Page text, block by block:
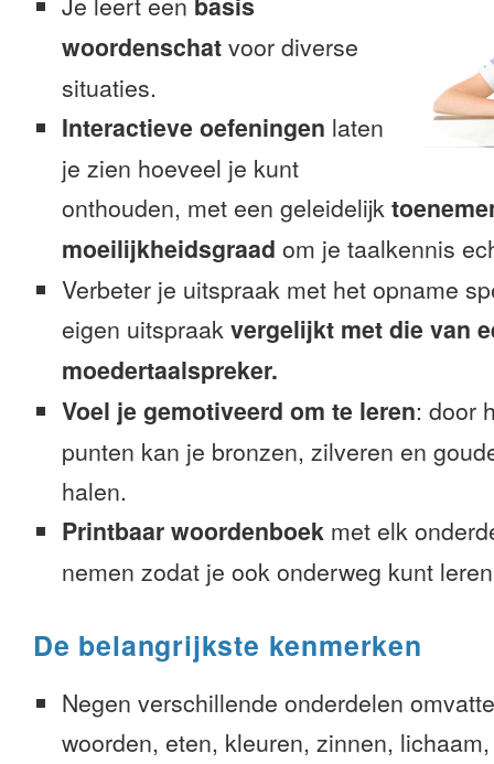
woordenschat voor diverse
situaties.
Interactieve oefeningen laten
je zien hoeveel je kunt
onthouden, met een geleidelijk
moeilijkheidsgraad om je taalkennis
Verbeter je uitspraak met het opname
eigen uitspraak vergelijkt met die van
moedertaalspreker.
Voel je gemotiveerd om te leren: door
punten kan je bronzen, zilveren en
halen.
Printbaar woordenboek met elk
nemen zodat je ook onderweg kunt
De belangrijkste kenmerken
Negen verschillende onderdelen
woorden, eten, kleuren, zinnen,